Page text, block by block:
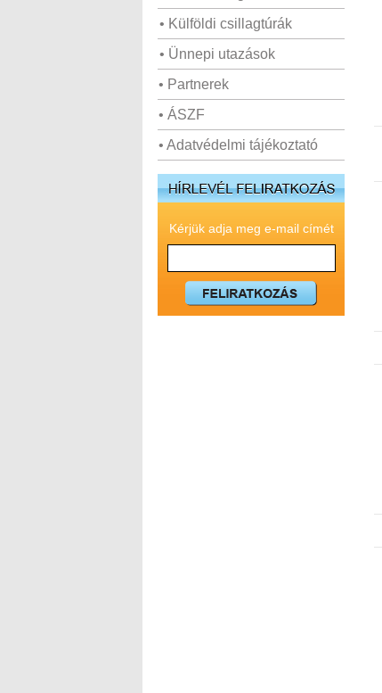
• Külföldi csillagtúrák
• Ünnepi utazások
• Partnerek
• ÁSZF
• Adatvédelmi tájékoztató
Kérjük adja meg e-mail címét